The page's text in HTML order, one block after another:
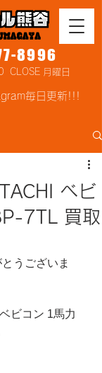
8996
月曜日
毎日更新!!!
ベビ
7TL 買取
うございま
ビコン 1馬力